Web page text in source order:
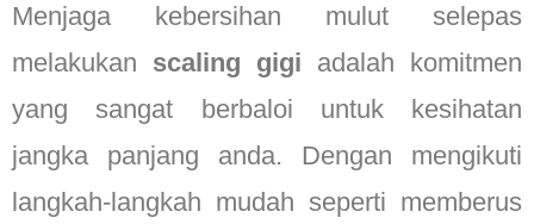
Menjaga kebersihan mulut selepas
melakukan scaling gigi adalah komitmen
yang sangat berbaloi untuk kesihatan
jangka panjang anda. Dengan mengikuti
langkah-langkah mudah seperti memberus